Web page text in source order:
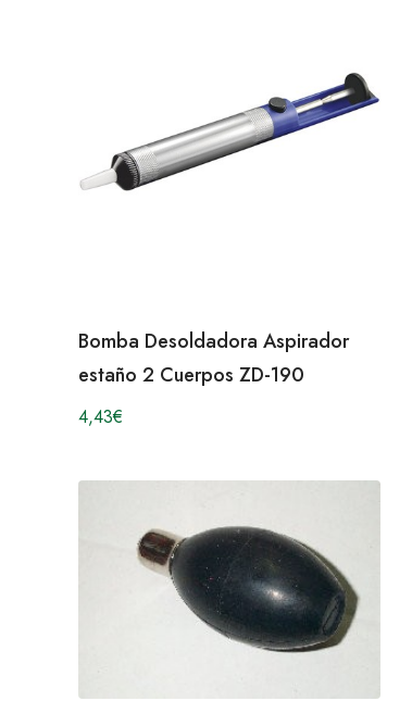
Bomba Desoldadora Aspirador
estaño 2 Cuerpos ZD-190
4,43€